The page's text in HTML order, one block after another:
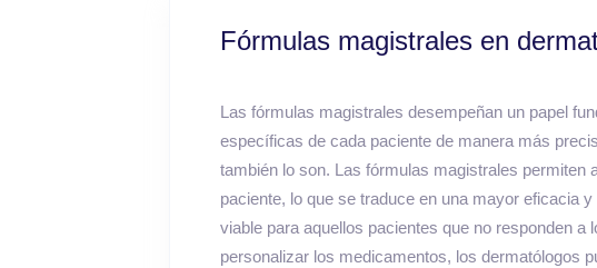
Fórmulas magistrales en
Las fórmulas magistrales desempeñan un papel
específicas de cada paciente de manera más
también lo son. Las fórmulas magistrales
paciente, lo que se traduce en una mayor eficacia
viable para aquellos pacientes que no responden
personalizar los medicamentos, los dermatólogos